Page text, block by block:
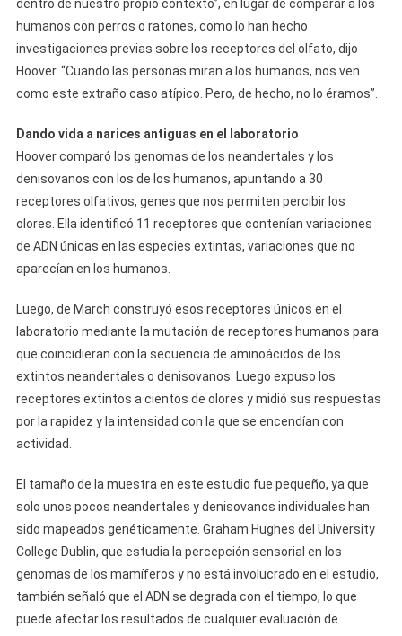
dentro de nuestro propio contexto”, en lugar de comparar a los
humanos con perros o ratones, como lo han hecho
investigaciones previas sobre los receptores del olfato, dijo
Hoover. “Cuando las personas miran a los humanos, nos ven
como este extraño caso atípico. Pero, de hecho, no lo éramos”.
Dando vida a narices antiguas en el laboratorio
Hoover comparó los genomas de los neandertales y los
denisovanos con los de los humanos, apuntando a 30
receptores olfativos, genes que nos permiten percibir los
olores. Ella identificó 11 receptores que contenían variaciones
de ADN únicas en las especies extintas, variaciones que no
aparecían en los humanos.
Luego, de March construyó esos receptores únicos en el
laboratorio mediante la mutación de receptores humanos para
que coincidieran con la secuencia de aminoácidos de los
extintos neandertales o denisovanos. Luego expuso los
receptores extintos a cientos de olores y midió sus respuestas
por la rapidez y la intensidad con la que se encendían con
actividad.
El tamaño de la muestra en este estudio fue pequeño, ya que
solo unos pocos neandertales y denisovanos individuales han
sido mapeados genéticamente. Graham Hughes del University
College Dublin, que estudia la percepción sensorial en los
genomas de los mamíferos y no está involucrado en el estudio,
también señaló que el ADN se degrada con el tiempo, lo que
puede afectar los resultados de cualquier evaluación de